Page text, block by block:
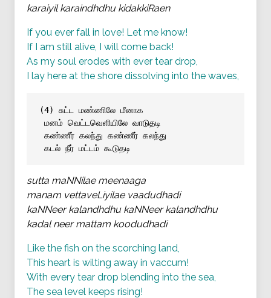
karaiyil karaindhdhu kidakkiRaen
If you ever fall in love! Let me know!
If I am still alive, I will come back!
As my soul erodes with ever tear drop,
I lay here at the shore dissolving into the waves,
(4) சுட்ட மண்ணிலே மீனாக
மனம் வெட்டவெளியிலே வாடுதடி
கண்ணீர் கலந்து கண்ணீர் கலந்து
கடல் நீர் மட்டம் கூடுதடி
sutta maNNilae meenaaga
manam vettaveLiyilae vaadudhadi
kaNNeer kalandhdhu kaNNeer kalandhdhu
kadal neer mattam koodudhadi
Like the fish on the scorching land,
This heart is wilting away in vaccum!
With every tear drop blending into the sea,
The sea level keeps rising!